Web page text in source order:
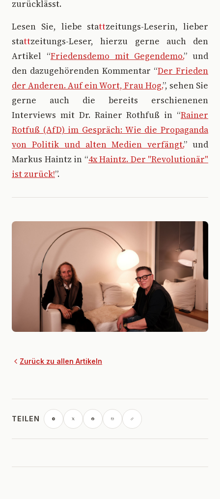
zurücklässt.
Lesen Sie, liebe stattzeitungs-Leserin, lieber
stattzeitungs-Leser, hierzu gerne auch den
Artikel “Friedensdemo mit Gegendemo.” und
den dazugehörenden Kommentar “Der Frieden
der Anderen. Auf ein Wort, Frau Hog.”, sehen Sie
gerne auch die bereits erschienenen
Interviews mit Dr. Rainer Rothfuß in “Rainer
Rotfuß (AfD) im Gespräch: Wie die Propaganda
von Politik und alten Medien verfängt.” und
Markus Haintz in “4x Haintz. Der "Revolutionär"
ist zurück!”.
Zurück zu allen Artikeln
TEILEN